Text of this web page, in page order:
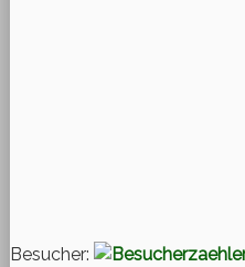
Besucher: